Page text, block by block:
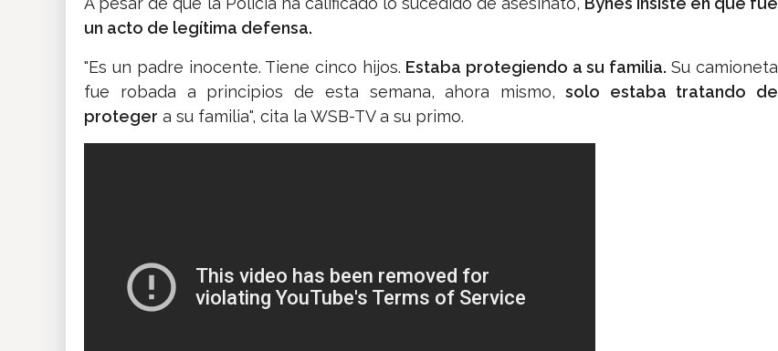
un acto de legítima defensa.
"Es un padre inocente. Tiene cinco hijos. Estaba protegiendo a su familia.Su camioneta
fue robada a principios de esta semana, ahora mismo, solo estaba tratando de
proteger a su familia", cita la WSB-TV a su primo.